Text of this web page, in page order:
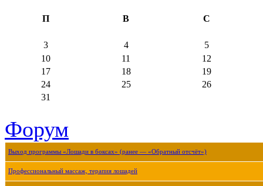
П В С
3 4
5
10
11
12
17
18
19
24
25
26
31
Форум
Выход программы «Лошади в боксах» (ранее — «Обратный отсчёт»)
Профессиональный массаж, терапия лошадей